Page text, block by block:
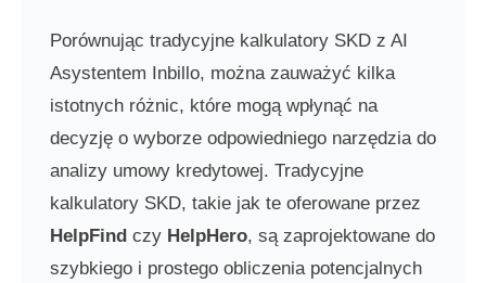
Porównując tradycyjne kalkulatory SKD z AI
Asystentem Inbillo, można zauważyć kilka
istotnych różnic, które mogą wpłynąć na
decyzję o wyborze odpowiedniego narzędzia do
analizy umowy kredytowej. Tradycyjne
kalkulatory SKD, takie jak te oferowane przez
HelpFind czy HelpHero, są zaprojektowane do
szybkiego i prostego obliczenia potencjalnych